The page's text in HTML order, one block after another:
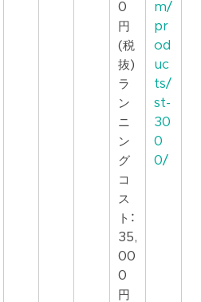
0
円
(税
抜)
ラ
ン
ニ
ン
グ
コ
ス
ト：
35,
00
0
円
m/
pr
od
uc
ts/
st-
30
0
0/